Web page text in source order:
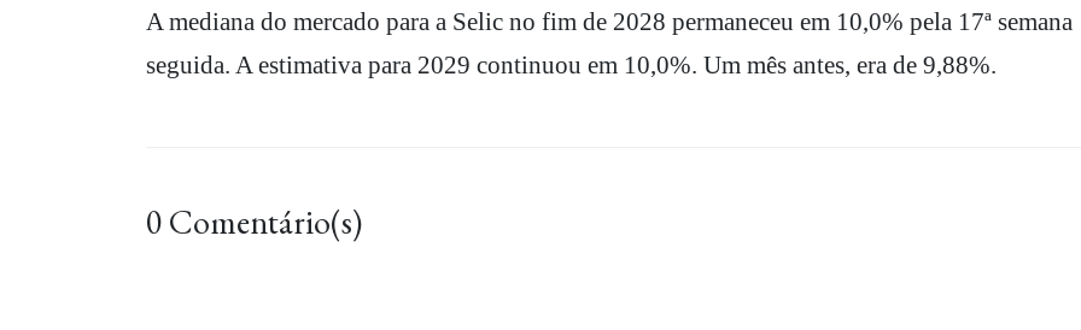
A mediana do mercado para a Selic no fim de 2028 permaneceu em 10,0% pela 17ª semana
seguida. A estimativa para 2029 continuou em 10,0%. Um mês antes, era de 9,88%.
0 Comentário(s)